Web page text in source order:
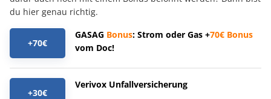
du hier genau richtig.
+70€
GASAG Bonus: Strom oder Gas +70€ Bonus
vom Doc!
+30€
Verivox Unfallversicherung